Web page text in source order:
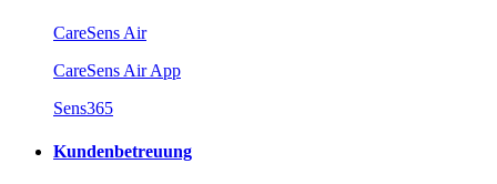
CareSens Air
CareSens Air App
Sens365
Kundenbetreuung